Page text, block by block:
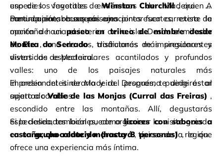
especies vegetales endémicas de Madeira. A
continuación, recorrerás una pintoresca carretera de
montaña hacia el interior de la isla. Desde el mirador
de Eira do Serrado , disfrutarás de impresionantes
vistas de espectaculares acantilados y profundos
valles: uno de los paisajes naturales más
impresionantes de Madeira. Después, te dirigirás al
apartado Valle de las Monjas (Curral das Freiras) ,
escondido entre las montañas. Allí, degustarás
especialidades locales, como licores con sabores a
castaña, chocolate y maracuyá , típicos de la región.
uno de los favoritos de Winston Churchill , quien a
menudo pintaba sus paisajes.
Para quienes busquen emociones fuertes, existe la
opción de un paseo en trineo de mimbre desde
Monte , una de las tradiciones más singulares y
divertidas de Madeira.
El orden del itinerario y del programa puede estar
sujeto a cambios.
Si lo desea,también puede organizar la visita guiada
en un grupo reducido (hasta 8 personas) , lo que
ofrece una experiencia más íntima.